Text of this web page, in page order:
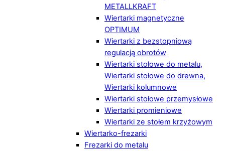
METALLKRAFT
Wiertarki magnetyczne
OPTIMUM
Wiertarki z bezstopniową
regulacją obrotów
Wiertarki stołowe do metalu,
Wiertarki stołowe do drewna,
Wiertarki kolumnowe
Wiertarki stołowe przemysłowe
Wiertarki promieniowe
Wiertarki ze stołem krzyżowym
Wiertarko-frezarki
Frezarki do metalu